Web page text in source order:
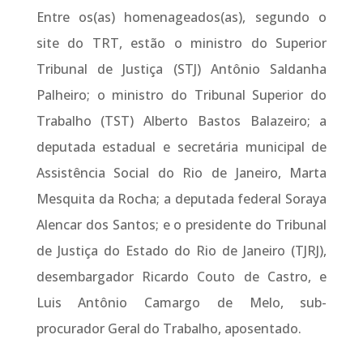
Entre os(as) homenageados(as), segundo o
site do TRT, estão o ministro do Superior
Tribunal de Justiça (STJ) Antônio Saldanha
Palheiro; o ministro do Tribunal Superior do
Trabalho (TST) Alberto Bastos Balazeiro; a
deputada estadual e secretária municipal de
Assistência Social do Rio de Janeiro, Marta
Mesquita da Rocha; a deputada federal Soraya
Alencar dos Santos; e o presidente do Tribunal
de Justiça do Estado do Rio de Janeiro (TJRJ),
desembargador Ricardo Couto de Castro, e
Luis Antônio Camargo de Melo, sub-
procurador Geral do Trabalho, aposentado.